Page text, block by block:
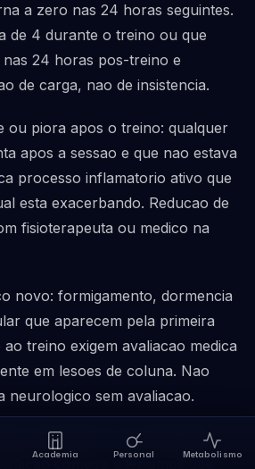
a zero nas 24 horas seguintes.
de 4 durante o treino ou que
nas 24 horas pos-treino e
de carga, nao de insistencia.
ou piora apos o treino: qualquer
apos a sessao e que nao estava
processo inflamatorio ativo que
esta exacerbando. Reducao de
fisioterapeuta ou medico na
novo: formigamento, dormencia
que aparecem pela primeira
treino exigem avaliacao medica
em lesoes de coluna. Nao
neurologico sem avaliacao.
de movimento: se a articulacao
Academia Personal Metabolismo